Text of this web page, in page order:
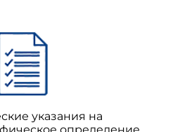
указания на